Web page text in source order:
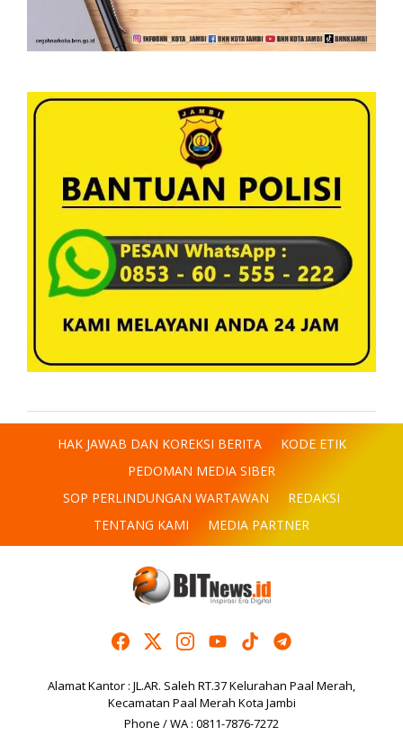
HAK JAWAB DAN KOREKSI BERITA
KODE ETIK
PEDOMAN MEDIA SIBER
SOP PERLINDUNGAN WARTAWAN
REDAKSI
TENTANG KAMI
MEDIA PARTNER
Alamat Kantor : JL.AR. Saleh RT.37 Kelurahan Paal Merah,
Kecamatan Paal Merah Kota Jambi
Phone / WA : 0811-7876-7272